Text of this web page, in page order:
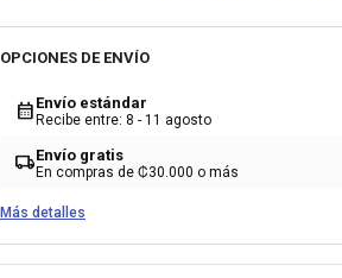
OPCIONES DE ENVÍO
calendar_month Envío estándar
Recibe entre: 8 - 11 agosto
local_shippingEnvío gratis
En compras de ₡30.000 o más
Más detalles